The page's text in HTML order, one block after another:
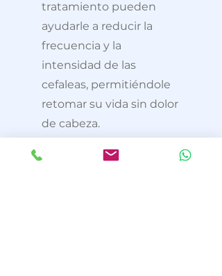
tratamiento pueden
ayudarle a reducir la
frecuencia y la
intensidad de las
cefaleas, permitiéndole
retomar su vida sin dolor
de cabeza.